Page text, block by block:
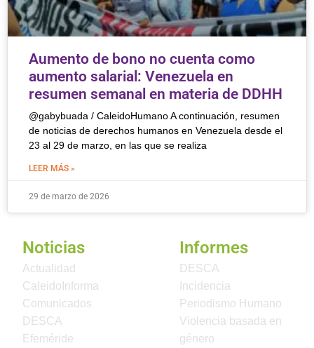
Aumento de bono no cuenta como
aumento salarial: Venezuela en
resumen semanal en materia de DDHH
@gabybuada / CaleidoHumano A continuación, resumen
de noticias de derechos humanos en Venezuela desde el
23 al 29 de marzo, en las que se realiza
LEER MÁS »
29 de marzo de 2026
Noticias
Actualidad
CaleidoInforma
Comunicados
DESCA
Efeméride
Informes
DESCA
Incidencia
Periodismo Humano
Violencia basada en
género